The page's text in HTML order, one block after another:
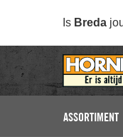
Is Breda
ASSORTIMENT